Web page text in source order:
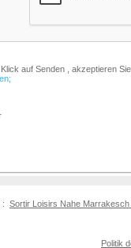
auf Senden , akzeptieren
: Sortir Loisirs Nahe Marrakesch
Politik